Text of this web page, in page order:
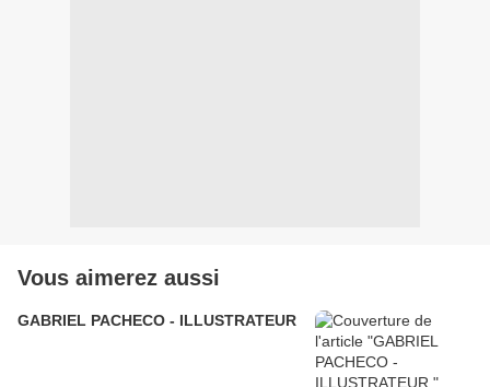
Vous aimerez aussi
GABRIEL PACHECO - ILLUSTRATEUR